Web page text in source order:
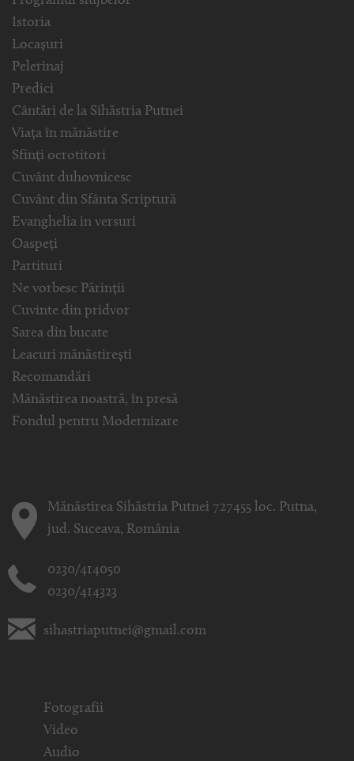
Istoria
Locașuri
Pelerinaj
Predici
Cântări de la Sihăstria Putnei
Viața în mănăstire
Sfinți ocrotitori
Cuvânt duhovnicesc
Cuvânt din Sfânta Scriptură
Evanghelia in versuri
Oaspeți
Partituri
Ne vorbesc Părinții
Cuvinte din pridvor
Sarea din bucate
Leacuri mănăstirești
Recomandări
Mănăstirea noastră, în presă
Fondul pentru Modernizare
Mănăstirea Sihăstria Putnei 727455 loc. Putna,
jud. Suceava, România
0230/414050
0230/414323
sihastriaputnei@gmail.com
Fotografii
Video
Audio